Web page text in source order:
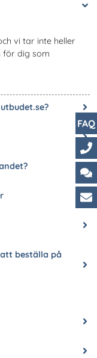
vi tar inte heller
för dig som
beställa på
FAQ